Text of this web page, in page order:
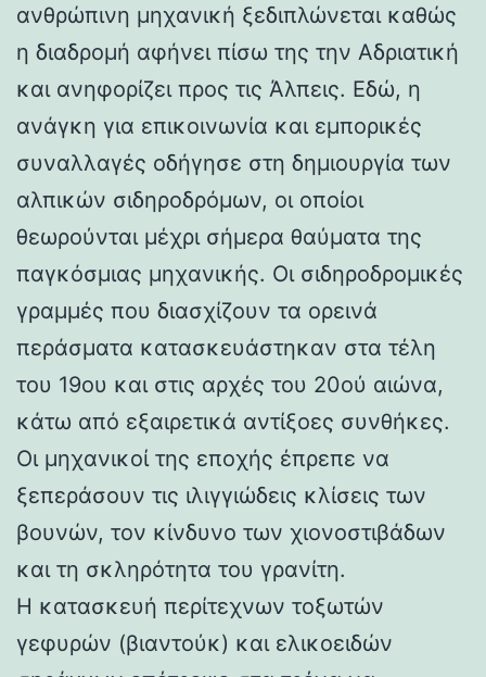
ανθρώπινη μηχανική ξεδιπλώνεται καθώς
η διαδρομή αφήνει πίσω της την Αδριατική
και ανηφορίζει προς τις Άλπεις. Εδώ, η
ανάγκη για επικοινωνία και εμπορικές
συναλλαγές οδήγησε στη δημιουργία των
αλπικών σιδηροδρόμων, οι οποίοι
θεωρούνται μέχρι σήμερα θαύματα της
παγκόσμιας μηχανικής. Οι σιδηροδρομικές
γραμμές που διασχίζουν τα ορεινά
περάσματα κατασκευάστηκαν στα τέλη
του 19ου και στις αρχές του 20ού αιώνα,
κάτω από εξαιρετικά αντίξοες συνθήκες.
Οι μηχανικοί της εποχής έπρεπε να
ξεπεράσουν τις ιλιγγιώδεις κλίσεις των
βουνών, τον κίνδυνο των χιονοστιβάδων
και τη σκληρότητα του γρανίτη.
Η κατασκευή περίτεχνων τοξωτών
γεφυρών (βιαντούκ) και ελικοειδών